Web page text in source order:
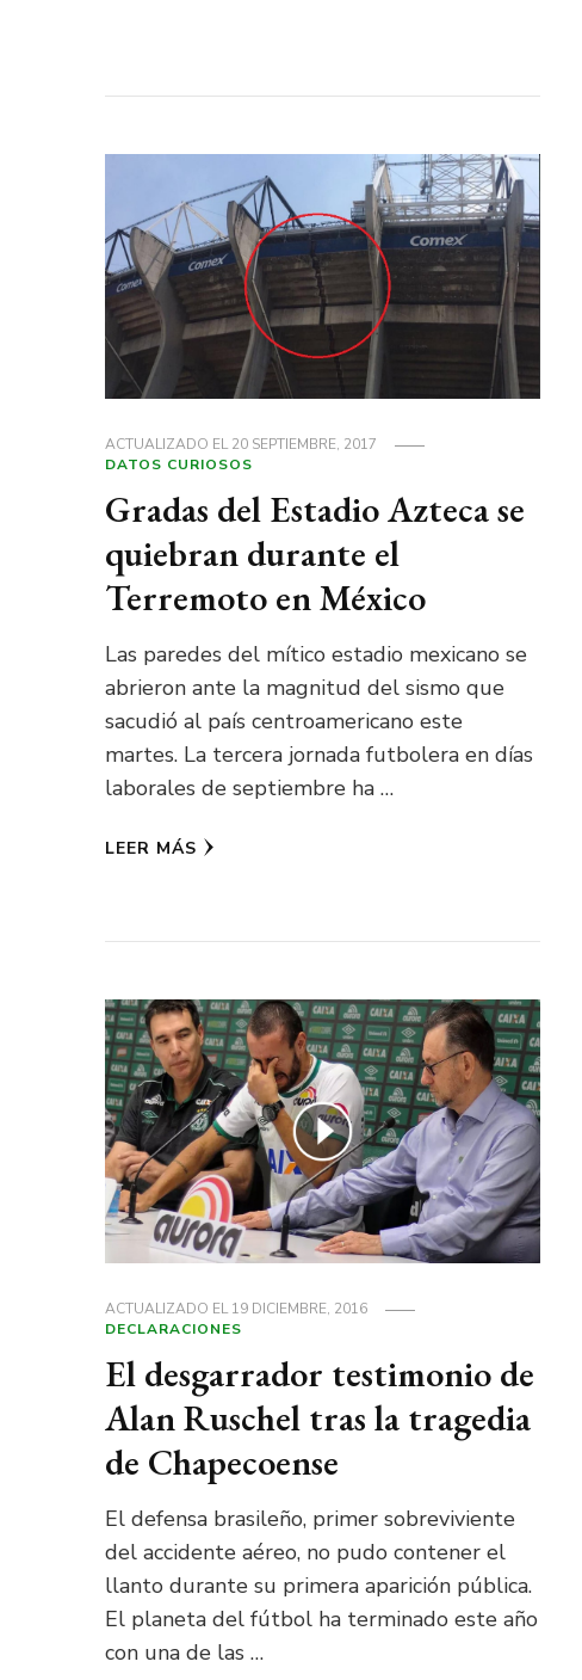
ACTUALIZADO EL20 SEPTIEMBRE, 2017
DATOS CURIOSOS
Gradas del Estadio Azteca se
quiebran durante el
Terremoto en México
Las paredes del mítico estadio mexicano se
abrieron ante la magnitud del sismo que
sacudió al país centroamericano este
martes. La tercera jornada futbolera en días
laborales de septiembre ha …
LEER MÁS
ACTUALIZADO EL19 DICIEMBRE, 2016
DECLARACIONES
El desgarrador testimonio de
Alan Ruschel tras la tragedia
de Chapecoense
El defensa brasileño, primer sobreviviente
del accidente aéreo, no pudo contener el
llanto durante su primera aparición pública.
El planeta del fútbol ha terminado este año
con una de las …